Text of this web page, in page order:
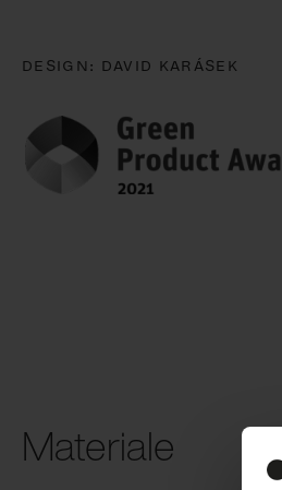
DESIGN: DAVID KARÁSEK
Materiale